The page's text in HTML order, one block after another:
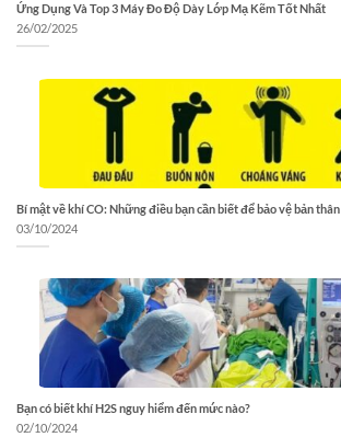
Ứng Dụng Và Top 3 Máy Đo Độ Dày Lớp Mạ Kẽm Tốt Nhất
26/02/2025
Bí mật về khí CO: Những điều bạn cần biết để bảo vệ bản thân
03/10/2024
Bạn có biết khí H2S nguy hiểm đến mức nào?
02/10/2024